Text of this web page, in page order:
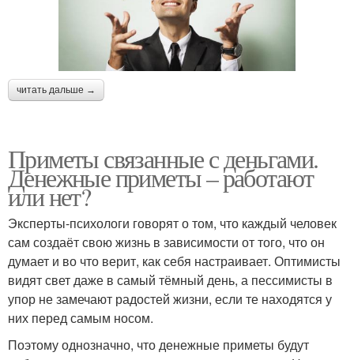
читать дальше →
Приметы связанные с деньгами.
Денежные приметы – работают
или нет?
Эксперты-психологи говорят о том, что каждый человек
сам создаёт свою жизнь в зависимости от того, что он
думает и во что верит, как себя настраивает. Оптимисты
видят свет даже в самый тёмный день, а пессимисты в
упор не замечают радостей жизни, если те находятся у
них перед самым носом.
Поэтому однозначно, что денежные приметы будут